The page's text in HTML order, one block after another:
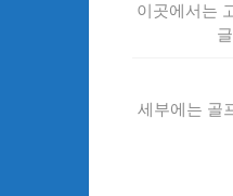
이곳에서는
세부에는 골